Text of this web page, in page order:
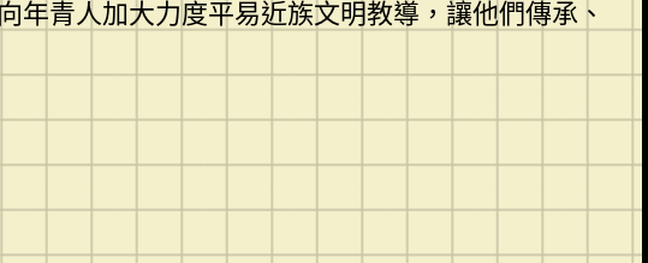
青人加大力度平易近族文明教導，讓他們傳承、